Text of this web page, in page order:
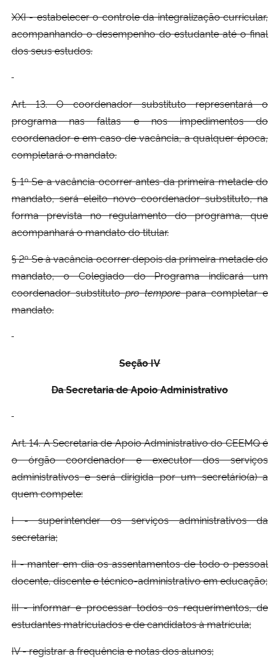
XXI - estabelecer o controle da integralização curricular,
acompanhando o desempenho do estudante até o final
dos seus estudos.
Art. 13. O coordenador substituto representará o
programa nas faltas e nos impedimentos do
coordenador e em caso de vacância, a qualquer época,
completará o mandato.
§ 1º Se a vacância ocorrer antes da primeira metade do
mandato, será eleito novo coordenador substituto, na
forma prevista no regulamento do programa, que
acompanhará o mandato do titular.
§ 2º Se à vacância ocorrer depois da primeira metade do
mandato, o Colegiado do Programa indicará um
coordenador substitutoprotemporepara completar e
mandato.
Seção IV
Da Secretaria de Apoio Administrativo
Art. 14. A Secretaria de Apoio Administrativo do CEEMQ é
o órgão coordenador e executor dos serviços
administrativos e será dirigida por um secretário(a) a
quem compete:
I - superintender os serviços administrativos da
secretaria;
II - manter em dia os assentamentos de todo o pessoal
docente, discente e técnico-administrativo em educação;
III - informar e processar todos os requerimentos, de
estudantes matriculados e de candidatos à matrícula;
IV - registrar a frequência e notas dos alunos;